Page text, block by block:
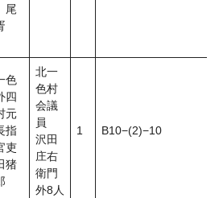
色
四
元
指
吏
猪
北一
色村
会議
員
沢田
庄右
衛門
外8人
1 B10−(2)−10